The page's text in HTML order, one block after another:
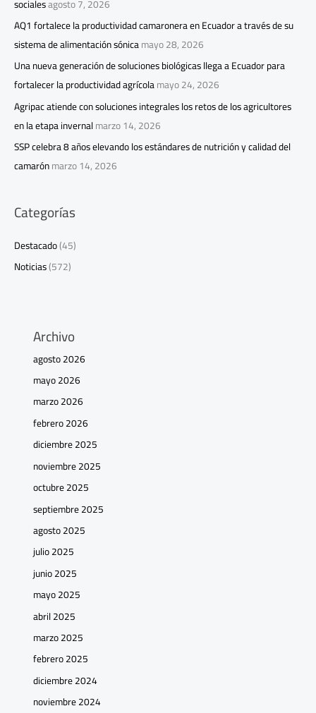
socialesagosto 7, 2026
AQ1 fortalece la productividad camaronera en Ecuador a través de su
sistema de alimentación sónicamayo 28, 2026
Una nueva generación de soluciones biológicas llega a Ecuador para
fortalecer la productividad agrícolamayo 24, 2026
Agripac atiende con soluciones integrales los retos de los agricultores
en la etapa invernalmarzo 14, 2026
SSP celebra 8 años elevando los estándares de nutrición y calidad del
camarónmarzo 14, 2026
Categorías
Destacado(45)
Noticias(572)
Archivo
agosto 2026
mayo 2026
marzo 2026
febrero 2026
diciembre 2025
noviembre 2025
octubre 2025
septiembre 2025
agosto 2025
julio 2025
junio 2025
mayo 2025
abril 2025
marzo 2025
febrero 2025
diciembre 2024
noviembre 2024